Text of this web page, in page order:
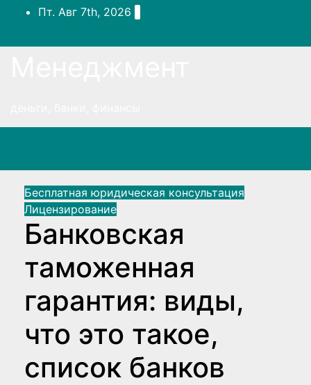
ПерейтиПт. Авг 7th, 2026
Бесплатная юридическая консультация
Лицензирование
Банковская
таможенная
гарантия: виды,
что это такое,
список банков